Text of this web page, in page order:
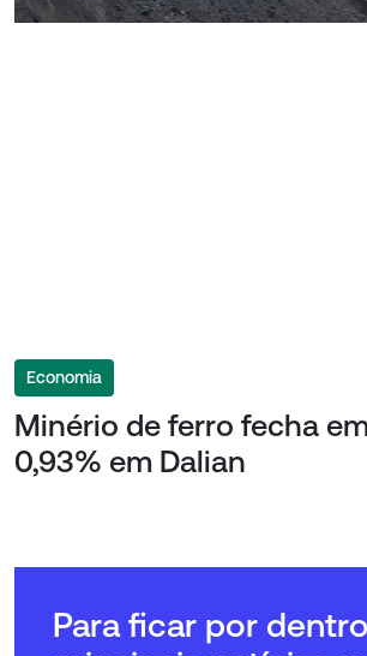
Economia
Minério de ferro fecha
0,93% em Dalian
Para ficar por